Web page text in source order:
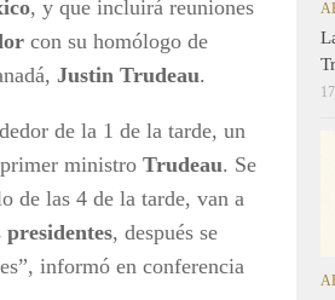
, y que incluirá reuniones
con su homólogo de
Justin Trudeau.
de la 1 de la tarde, un
ministro Trudeau. Se
de las 4 de la tarde, van a
presidentes, después se
informó en conferencia